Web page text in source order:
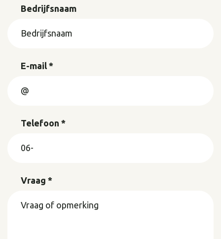
Bedrijfsnaam
E-mail *
Telefoon *
Vraag *